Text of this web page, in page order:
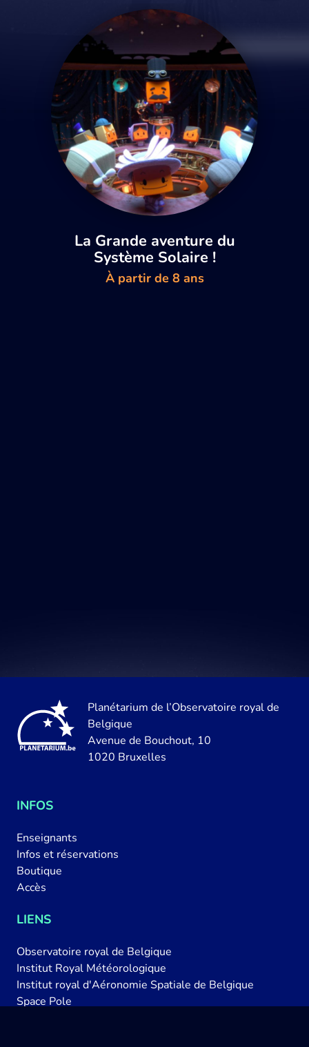
La Grande aventure du
Système Solaire !
À partir de 8 ans
Planétarium de l’Observatoire royal de
Belgique
Avenue de Bouchout, 10
1020 Bruxelles
INFOS
Enseignants
Infos et réservations
Boutique
Accès
LIENS
Observatoire royal de Belgique
Institut Royal Météorologique
Institut royal d'Aéronomie Spatiale de Belgique
Space Pole